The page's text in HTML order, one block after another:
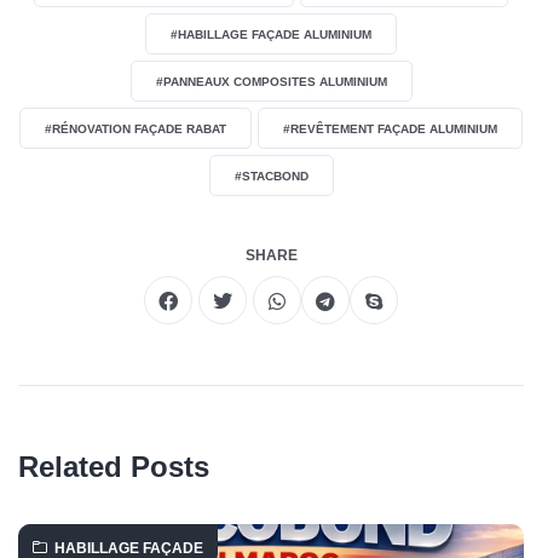
#HABILLAGE FAÇADE ALUMINIUM
#PANNEAUX COMPOSITES ALUMINIUM
#RÉNOVATION FAÇADE RABAT #REVÊTEMENT FAÇADE ALUMINIUM
#STACBOND
SHARE
Related Posts
HABILLAGE FAÇADE